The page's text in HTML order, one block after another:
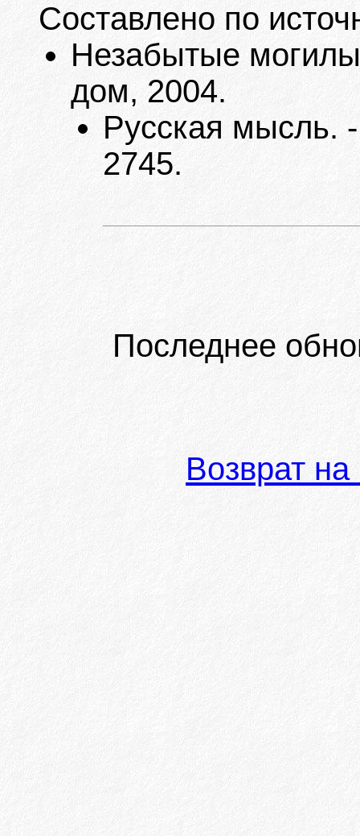
Составлено по
Незабытые
дом, 2004.
Русская
2745.
Последнее
Возврат